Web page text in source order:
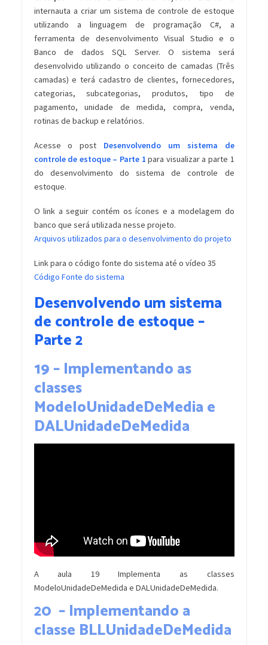
internauta a criar um sistema de controle de estoque
utilizando a linguagem de programação C#, a
ferramenta de desenvolvimento Visual Studio e o
Banco de dados SQL Server. O sistema será
desenvolvido utilizando o conceito de camadas (Três
camadas) e terá cadastro de clientes, fornecedores,
categorias, subcategorias, produtos, tipo de
pagamento, unidade de medida, compra, venda,
rotinas de backup e relatórios.
Acesse o post Desenvolvendo um sistema de
controle de estoque – Parte 1 para visualizar a parte 1
do desenvolvimento do sistema de controle de
estoque.
O link a seguir contém os ícones e a modelagem do
banco que será utilizada nesse projeto.
Arquivos utilizados para o desenvolvimento do projeto
Link para o código fonte do sistema até o vídeo 35
Código Fonte do sistema
Desenvolvendo um sistema
de controle de estoque –
Parte 2
19 – Implementando as
classes
ModeloUnidadeDeMedia e
DALUnidadeDeMedida
A aula 19 Implementa as classes
ModeloUnidadeDeMedida e DALUnidadeDeMedida.
20 – Implementando a
classe BLLUnidadeDeMedida